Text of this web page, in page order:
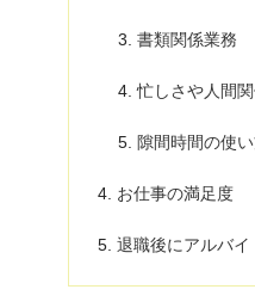
書類関係業務
忙しさや人間
隙間時間の使
お仕事の満足度
退職後にアルバイ